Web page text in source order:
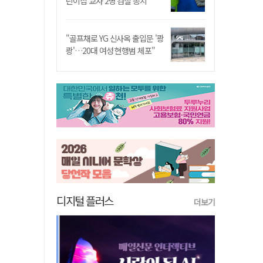
"골프채로 YG 신사옥 출입문 '쾅
쾅'…20대 여성 현행범 체포"
디지털 플러스 더보기